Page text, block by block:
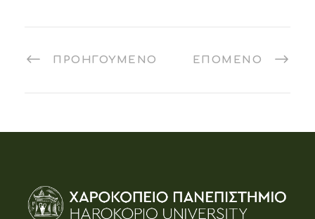
ΠΡΟΗΓΟΎΜΕΝΟ ΕΠΌΜΕΝΟ